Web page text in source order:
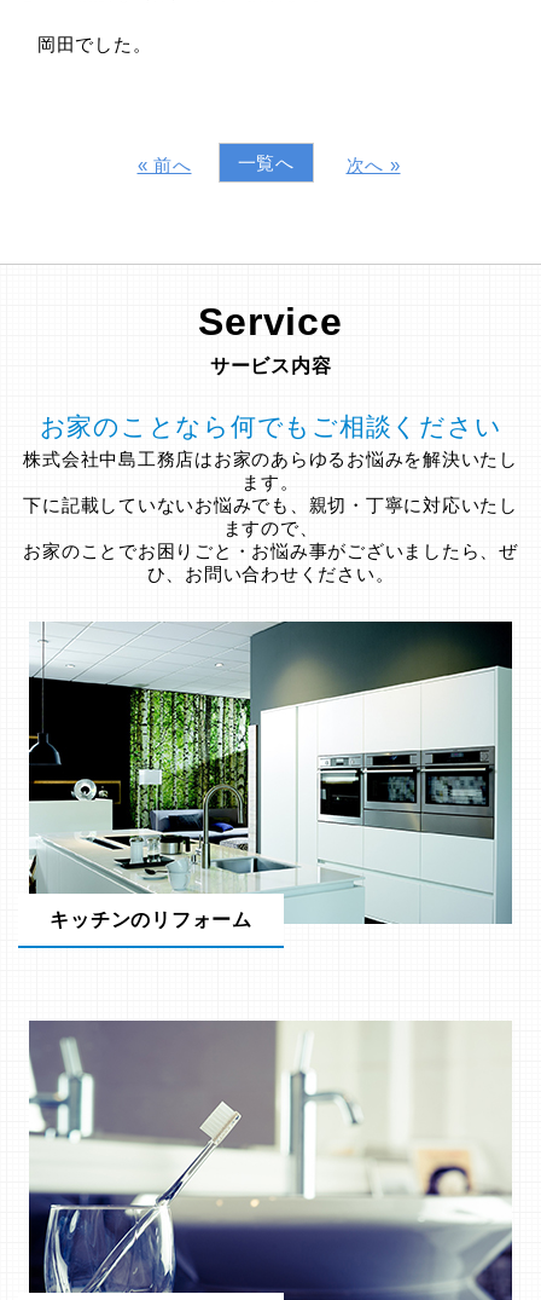
岡田でした。
« 前へ 一覧へ 次へ »
Service
サービス内容
お家のことなら何でもご相談ください
株式会社中島工務店はお家のあらゆるお悩みを解決いたし
ます。
下に記載していないお悩みでも、親切・丁寧に対応いたし
ますので、
お家のことでお困りごと・お悩み事がございましたら、ぜ
ひ、お問い合わせください。
キッチンのリフォーム